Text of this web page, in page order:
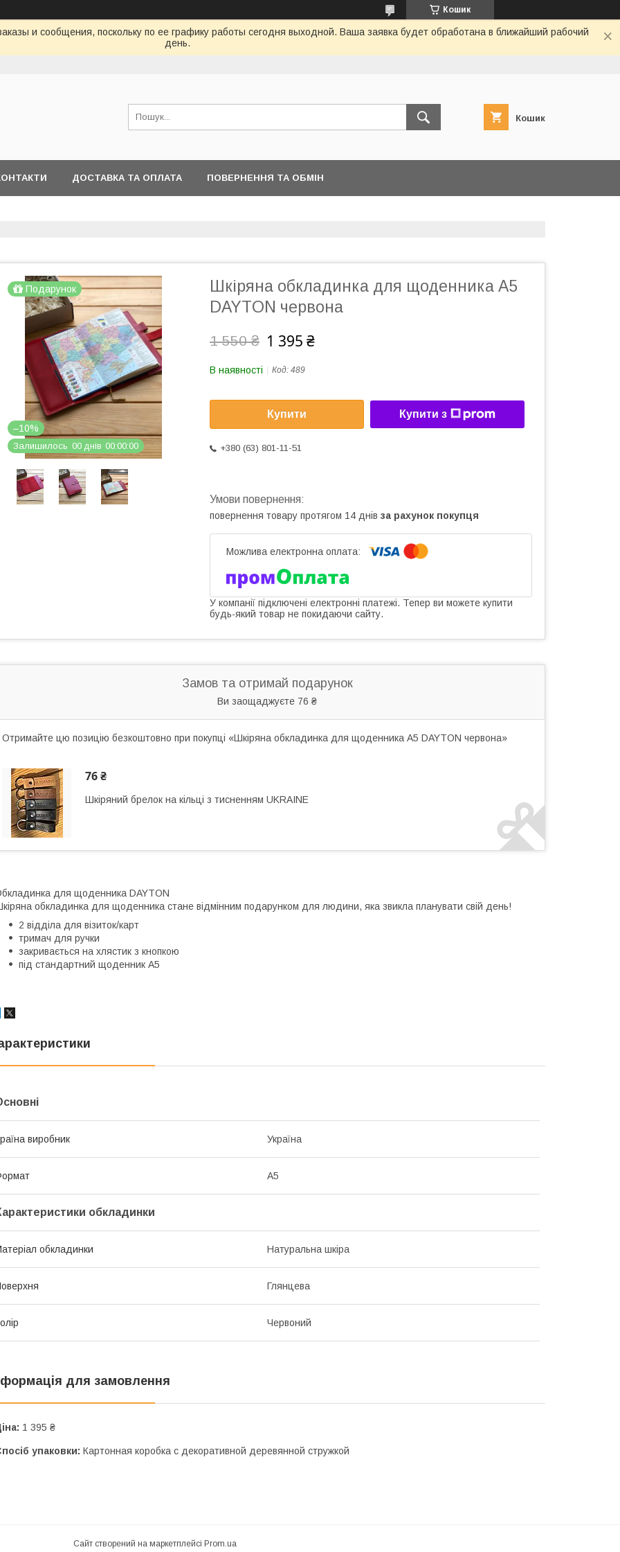
Кошик
и сообщения, поскольку по ее графику работы сегодня выходной. Ваша заявка будет обработана в ближайший рабочий
день.
Кошик
ДОСТАВКА ТА ОПЛАТА ПОВЕРНЕННЯ ТА ОБМІН
Подарунок
–10%
Залишилось 00 днів 00 00 00
Шкіряна обкладинка для щоденника А5
DAYTON червона
1 550 ₴ 1 395 ₴
В наявності Код: 489
Купити Купити з
+380 (63) 801-11-51
повернення товару протягом 14 днів за рахунок покупця
У компанії підключені електронні платежі. Тепер ви можете купити
будь-який товар не покидаючи сайту.
Замов та отримай подарунок
Ви заощаджуєте 76 ₴
Отримайте цю позицію безкоштовно при покупці «Шкіряна обкладинка для щоденника А5 DAYTON червона»
76 ₴
Шкіряний брелок на кільці з тисненням UKRAINE
для щоденника DAYTON
обкладинка для щоденника стане відмінним подарунком для людини, яка звикла планувати свій день!
2 відділа для візиток/карт
тримач для ручки
закривається на хлястик з кнопкою
під стандартний щоденник А5
виробник Україна
A5
обкладинки
обкладинки Натуральна шкіра
Глянцева
Червоний
для замовлення
1 395 ₴
упаковки: Картонная коробка с декоративной деревянной стружкой
Сайт створений на маркетплейсі Prom.ua